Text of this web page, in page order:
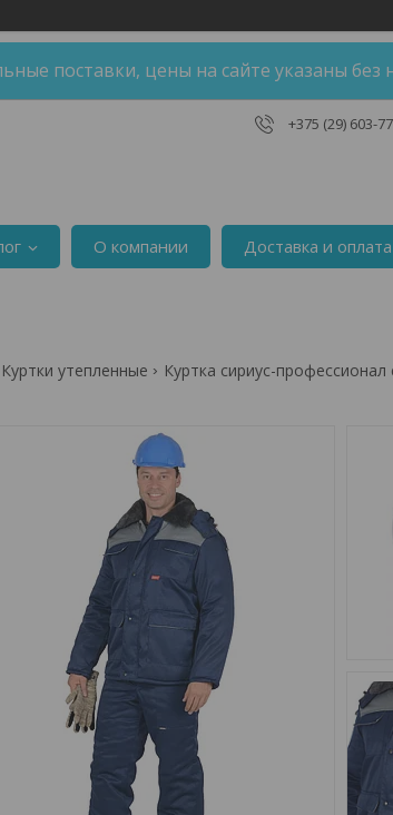
поставки, цены на сайте указаны без
+375 (29) 603-
О компании Доставка и оплата
Куртки утепленные Куртка сириус-